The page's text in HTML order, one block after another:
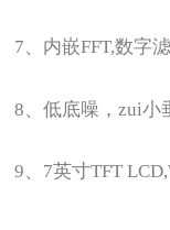
7、 内嵌FFT,数字
8 、低底噪，zui
9、7英寸TFT